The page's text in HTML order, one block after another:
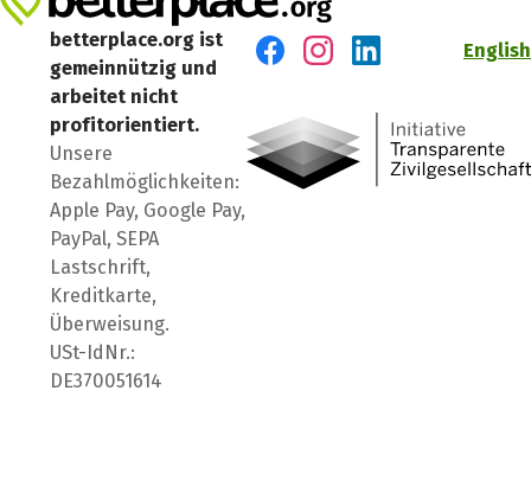
betterplace.org ist
gemeinnützig und
arbeitet nicht
profitorientiert.
Unsere
Bezahlmöglichkeiten:
Apple Pay, Google Pay,
PayPal, SEPA
Lastschrift,
Kreditkarte,
Überweisung.
USt-IdNr.:
DE370051614
English